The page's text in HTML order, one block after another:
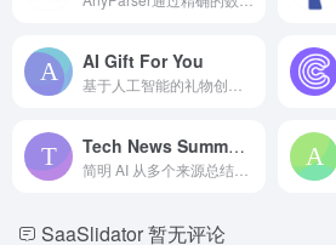
AI Gift For You
Tech News Summary by Concise AI
SaaSlidator暂无评论